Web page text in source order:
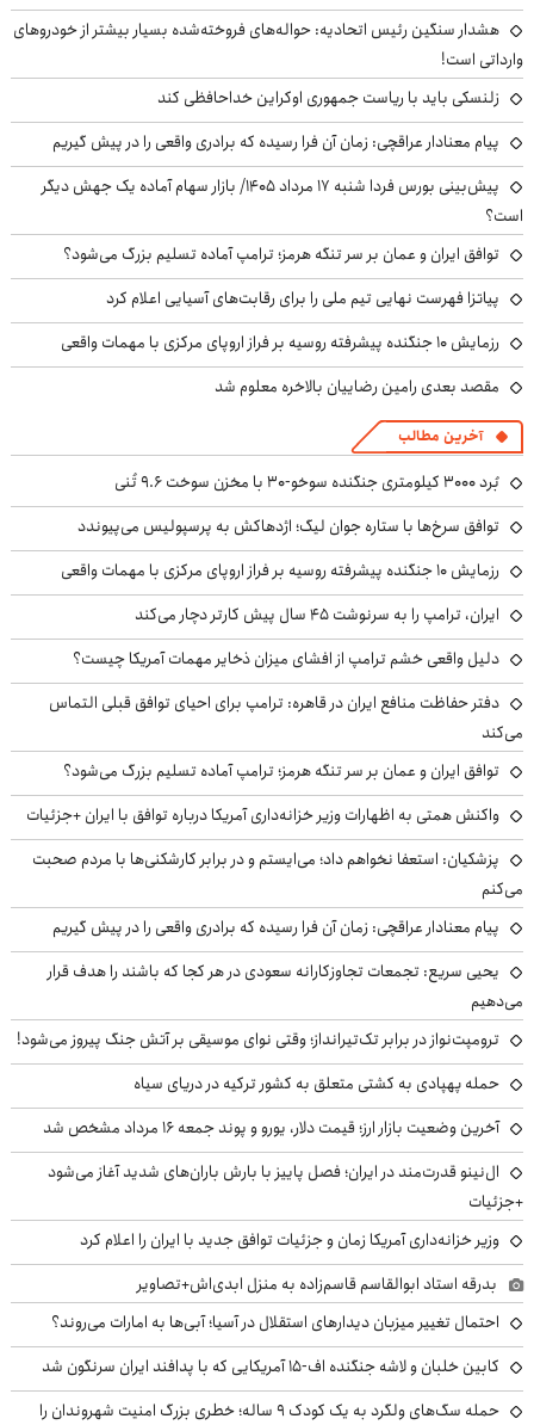
هشدار سنگین رئیس اتحادیه: حواله‌های فروخته‌شده بسیار بیشتر از خودروهای
وارداتی است!
زلنسکی باید با ریاست جمهوری اوکراین خداحافظی کند
پیام معنادار عراقچی: زمان آن فرا رسیده که برادری واقعی را در پیش گیریم
پیش‌بینی بورس فردا شنبه ۱۷ مرداد ۱۴۰۵/ بازار سهام آماده یک جهش دیگر
است؟
توافق ایران و عمان بر سر تنگه هرمز؛ ترامپ آماده تسلیم بزرگ می‌شود؟
پیاتزا فهرست نهایی تیم ملی را برای رقابت‌های آسیایی اعلام کرد
رزمایش ۱۰ جنگنده پیشرفته روسیه بر فراز اروپای مرکزی با مهمات واقعی
مقصد بعدی رامین رضاییان بالاخره معلوم شد
آخرین مطالب
بُرد ۳۰۰۰ کیلومتری جنگنده سوخو-۳۰ با مخزن سوخت ۹.۶ تُنی
توافق سرخ‌ها با ستاره جوان لیگ؛ اژدهاکش به پرسپولیس می‌پیوندد
رزمایش ۱۰ جنگنده پیشرفته روسیه بر فراز اروپای مرکزی با مهمات واقعی
ایران، ترامپ را به سرنوشت ۴۵ سال پیش کارتر دچار می‌کند
دلیل واقعی خشم ترامپ از افشای میزان ذخایر مهمات آمریکا چیست؟
دفتر حفاظت منافع ایران در قاهره: ترامپ برای احیای توافق قبلی التماس
می‌کند
توافق ایران و عمان بر سر تنگه هرمز؛ ترامپ آماده تسلیم بزرگ می‌شود؟
واکنش همتی به اظهارات وزیر خزانه‌داری آمریکا درباره توافق با ایران +جزئیات
پزشکیان: استعفا نخواهم داد؛ می‌ایستم و در برابر کارشکنی‌ها با مردم صحبت
می‌کنم
پیام معنادار عراقچی: زمان آن فرا رسیده که برادری واقعی را در پیش گیریم
یحیی سریع: تجمعات تجاوزکارانه سعودی در هر کجا که باشند را هدف قرار
می‌دهیم
ترومپت‌نواز در برابر تک‌تیرانداز؛ وقتی نوای موسیقی بر آتش جنگ پیروز می‌شود!
حمله پهپادی به کشتی متعلق به کشور ترکیه در دریای سیاه
آخرین وضعیت بازار ارز؛ قیمت دلار، یورو و پوند جمعه ۱۶ مرداد مشخص شد
ال‌نینو قدرت‌مند در ایران؛ فصل پاییز با بارش باران‌های شدید آغاز می‌شود
+جزئیات
وزیر خزانه‌داری آمریکا زمان و جزئیات توافق جدید با ایران را اعلام کرد
بدرقه استاد ابوالقاسم قاسم‌زاده به منزل ابدی‌اش+تصاویر
احتمال تغییر میزبان دیدارهای استقلال در آسیا؛ آبی‌ها به امارات می‌روند؟
کابین خلبان و لاشه جنگنده اف-۱۵ آمریکایی که با پدافند ایران سرنگون شد
حمله سگ‌های ولگرد به یک کودک ۹ ساله؛ خطری بزرگ امنیت شهروندان را